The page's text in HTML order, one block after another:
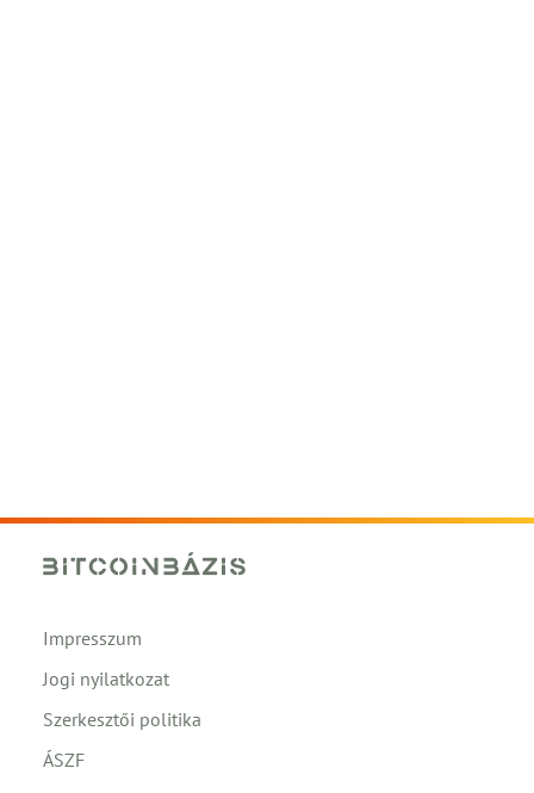
Impresszum
Jogi nyilatkozat
Szerkesztői politika
ÁSZF